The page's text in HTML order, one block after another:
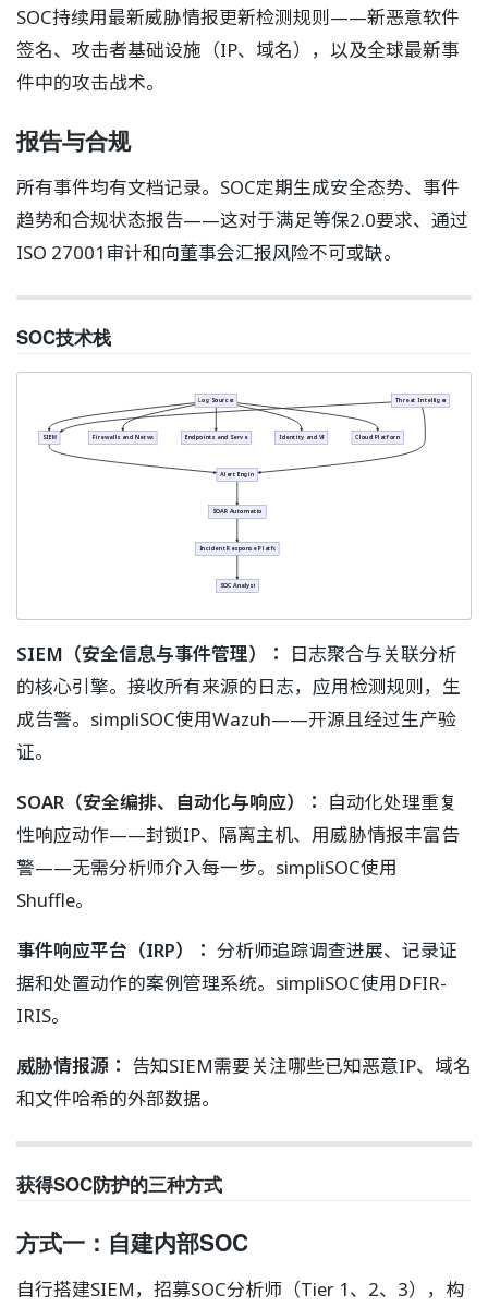
SOC持续用最新威胁情报更新检测规则——新恶意软件
签名、攻击者基础设施（IP、域名），以及全球最新事
件中的攻击战术。
报告与合规
所有事件均有文档记录。SOC定期生成安全态势、事件
趋势和合规状态报告——这对于满足等保2.0要求、通过
ISO 27001审计和向董事会汇报风险不可或缺。
SOC技术栈
Log Sources
SIEM Firewalls and Network Endpoints and Servers Identity and VPN Cloud Platforms
Alert Engine
SOAR Automation
Incident Response Platform
SOC Analyst
Threat Intelligence
SIEM（安全信息与事件管理）：
日志聚合与关联分析
的核心引擎。接收所有来源的日志，应用检测规则，生
成告警。simpliSOC使用Wazuh——开源且经过生产验
证。
SOAR（安全编排、自动化与响应）： 自动化处理重复
性响应动作——封锁IP、隔离主机、用威胁情报丰富告
警——无需分析师介入每一步。simpliSOC使用
Shuffle。
事件响应平台（IRP）： 分析师追踪调查进展、记录证
据和处置动作的案例管理系统。simpliSOC使用DFIR-
IRIS。
威胁情报源： 告知SIEM需要关注哪些已知恶意IP、域名
和文件哈希的外部数据。
获得SOC防护的三种方式
方式一：自建内部SOC
自行搭建SIEM，招募SOC分析师（Tier 1、2、3），构